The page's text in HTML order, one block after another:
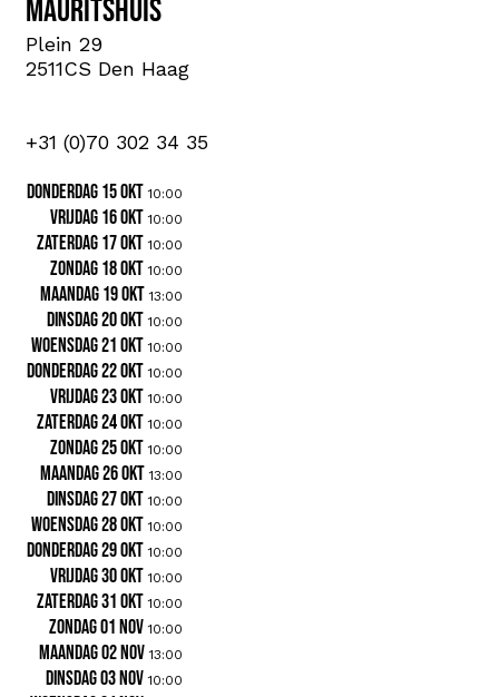
Mauritshuis
Plein 29
2511CS Den Haag
+31 (0)70 302 34 35
donderdag 15 okt 10:00
vrijdag 16 okt 10:00
zaterdag 17 okt 10:00
zondag 18 okt 10:00
maandag 19 okt 13:00
dinsdag 20 okt 10:00
woensdag 21 okt 10:00
donderdag 22 okt 10:00
vrijdag 23 okt 10:00
zaterdag 24 okt 10:00
zondag 25 okt 10:00
maandag 26 okt 13:00
dinsdag 27 okt 10:00
woensdag 28 okt 10:00
donderdag 29 okt 10:00
vrijdag 30 okt 10:00
zaterdag 31 okt 10:00
zondag 01 nov 10:00
maandag 02 nov 13:00
dinsdag 03 nov 10:00